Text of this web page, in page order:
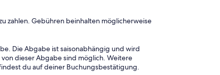
zahlen. Gebühren beinhalten möglicherweise
Die Abgabe ist saisonabhängig und wird
dieser Abgabe sind möglich. Weitere
du auf deiner Buchungsbestätigung.